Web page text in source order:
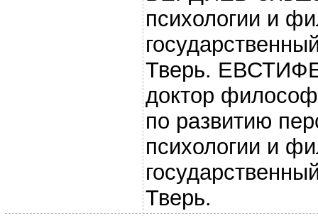
психологии и
Тверь.
доктор
по развитию
психологии и
Тверь.